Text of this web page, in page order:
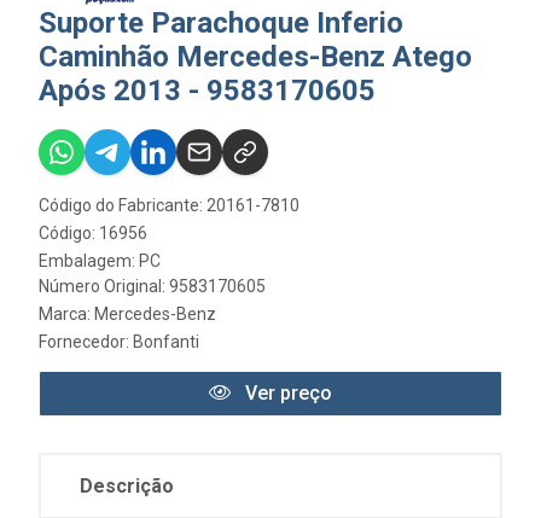
Suporte Parachoque Inferio
Caminhão Mercedes-Benz Atego
Após 2013 - 9583170605
Código do Fabricante: 20161-7810
Código: 16956
Embalagem: PC
Número Original: 9583170605
Marca: Mercedes-Benz
Fornecedor: Bonfanti
Ver preço
Descrição